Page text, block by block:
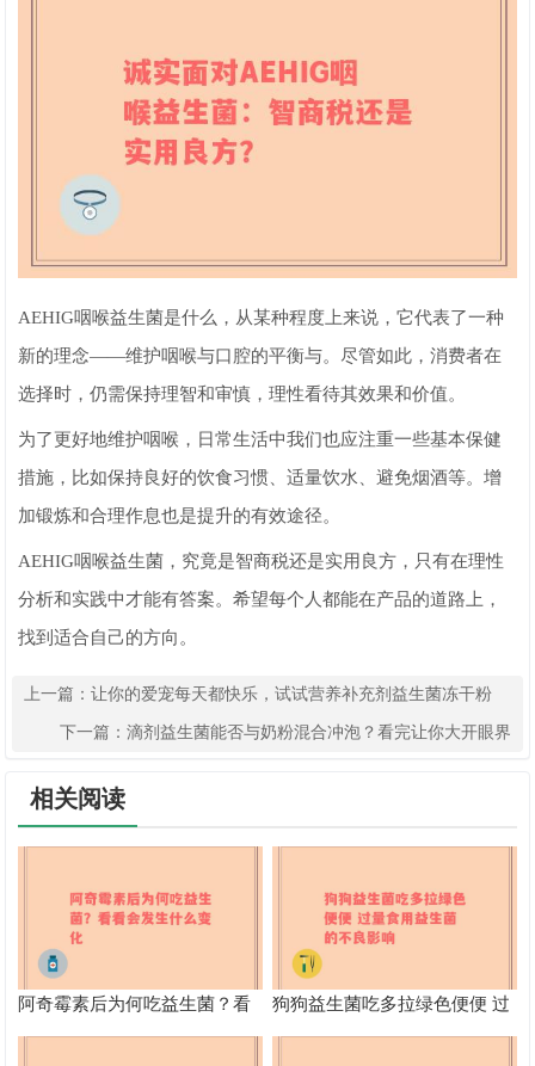
AEHIG咽喉益生菌是什么，从某种程度上来说，它代表了一种
新的理念——维护咽喉与口腔的平衡与。尽管如此，消费者在
选择时，仍需保持理智和审慎，理性看待其效果和价值。
为了更好地维护咽喉，日常生活中我们也应注重一些基本保健
措施，比如保持良好的饮食习惯、适量饮水、避免烟酒等。增
加锻炼和合理作息也是提升的有效途径。
AEHIG咽喉益生菌，究竟是智商税还是实用良方，只有在理性
分析和实践中才能有答案。希望每个人都能在产品的道路上，
找到适合自己的方向。
上一篇：让你的爱宠每天都快乐，试试营养补充剂益生菌冻干粉
下一篇： 滴剂益生菌能否与奶粉混合冲泡？看完让你大开眼界
相关阅读
阿奇霉素后为何吃益生菌？看
看会发生什么变化
狗狗益生菌吃多拉绿色便便 过
量食用益生菌的不良影响